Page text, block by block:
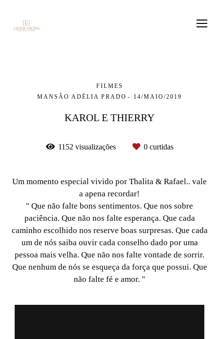
FILMES
MANSÃO ADÉLIA PRADO
14/MAIO/2019
KAROL E THIERRY
1152 visualizações 0curtidas
Um momento especial vivido por Thalita & Rafael.. vale
a apena recordar!
" Que não falte bons sentimentos. Que nos sobre
paciência. Que não nos falte esperança. Que cada
caminho escolhido nos reserve boas surpresas. Que cada
um de nós saiba ouvir cada conselho dado por uma
pessoa mais velha. Que não nos falte vontade de sorrir.
Que nenhum de nós se esqueça da força que possui. Que
não falte fé e amor. "